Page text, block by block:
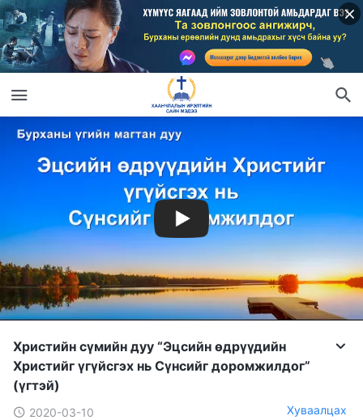
Христийн сүмийн дуу “Эцсийн өдрүүдийн
Христийг үгүйсгэх нь Сүнсийг доромжилдог”
(үгтэй)
2020-03-10 Хуваалцах